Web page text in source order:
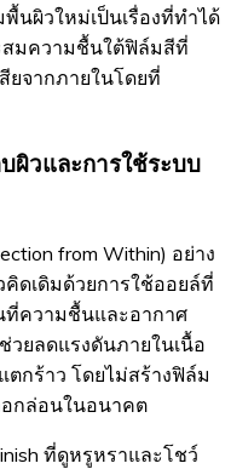
นผิวใหม่เป็นเรื่องที่ทำได้
สมความชื้นใต้ฟิล์มสีที่
ยจากภายในโดยที่
ผิวและการใช้ระบบ
from Within) อย่าง
ดเดิมด้วยการใช้ออยล์ที่
ที่ความชื้นและอากาศ
วยลดแรงดันภายในเนื้อ
กร้าว โดยไม่สร้างฟิล์ม
กล่อนในอนาคต
ที่ดูหรูหราและโชว์